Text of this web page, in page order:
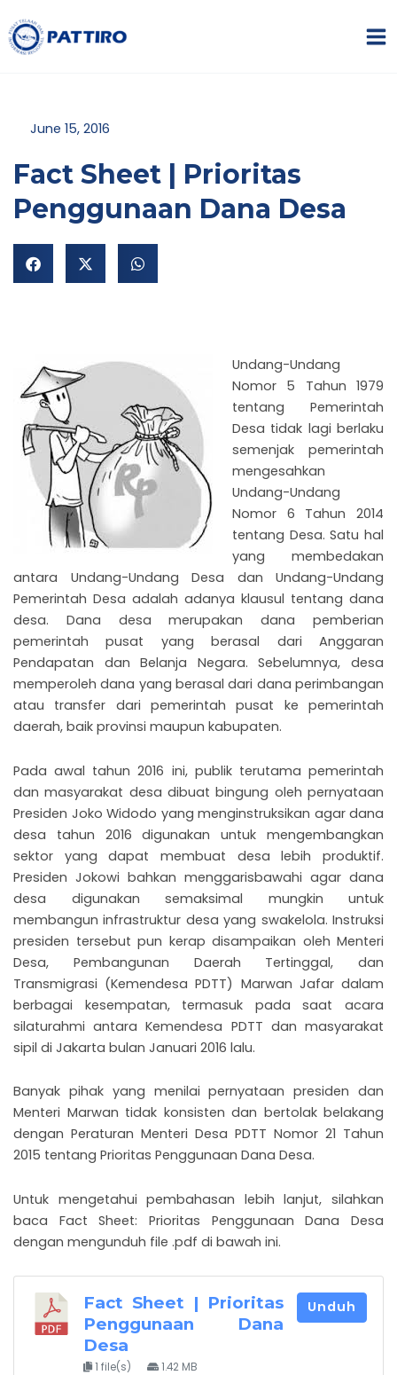
ke
konten
June 15, 2016
Fact Sheet | Prioritas
Penggunaan Dana Desa
Undang-Undang
Nomor 5 Tahun 1979
tentang Pemerintah
Desa tidak lagi berlaku
semenjak pemerintah
mengesahkan
Undang-Undang
Nomor 6 Tahun 2014
tentang Desa. Satu hal
yang membedakan
antara Undang-Undang Desa dan Undang-Undang
Pemerintah Desa adalah adanya klausul tentang dana
desa. Dana desa merupakan dana pemberian
pemerintah pusat yang berasal dari Anggaran
Pendapatan dan Belanja Negara. Sebelumnya, desa
memperoleh dana yang berasal dari dana perimbangan
atau transfer dari pemerintah pusat ke pemerintah
daerah, baik provinsi maupun kabupaten.
Pada awal tahun 2016 ini, publik terutama pemerintah
dan masyarakat desa dibuat bingung oleh pernyataan
Presiden Joko Widodo yang menginstruksikan agar dana
desa tahun 2016 digunakan untuk mengembangkan
sektor yang dapat membuat desa lebih produktif.
Presiden Jokowi bahkan menggarisbawahi agar dana
desa digunakan semaksimal mungkin untuk
membangun infrastruktur desa yang swakelola. Instruksi
presiden tersebut pun kerap disampaikan oleh Menteri
Desa, Pembangunan Daerah Tertinggal, dan
Transmigrasi (Kemendesa PDTT) Marwan Jafar dalam
berbagai kesempatan, termasuk pada saat acara
silaturahmi antara Kemendesa PDTT dan masyarakat
sipil di Jakarta bulan Januari 2016 lalu.
Banyak pihak yang menilai pernyataan presiden dan
Menteri Marwan tidak konsisten dan bertolak belakang
dengan Peraturan Menteri Desa PDTT Nomor 21 Tahun
2015 tentang Prioritas Penggunaan Dana Desa.
Untuk mengetahui pembahasan lebih lanjut, silahkan
baca Fact Sheet: Prioritas Penggunaan Dana Desa
dengan mengunduh file .pdf di bawah ini.
Fact Sheet | Prioritas
Penggunaan Dana
Desa
1 file(s) 1.42 MB
Unduh